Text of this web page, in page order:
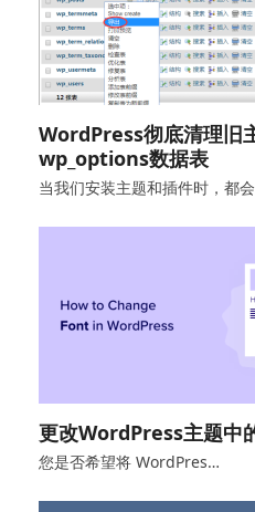
WordPress彻底清理旧
wp_options数据表
当我们安装主题和插件时，都
更改WordPress主题中
您是否希望将 WordPres…